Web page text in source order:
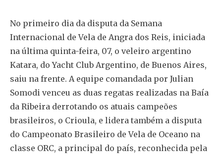
No primeiro dia da disputa da Semana
Internacional de Vela de Angra dos Reis, iniciada
na última quinta-feira, 07, o veleiro argentino
Katara, do Yacht Club Argentino, de Buenos Aires,
saiu na frente. A equipe comandada por Julian
Somodi venceu as duas regatas realizadas na Baía
da Ribeira derrotando os atuais campeões
brasileiros, o Crioula, e lidera também a disputa
do Campeonato Brasileiro de Vela de Oceano na
classe ORC, a principal do país, reconhecida pela